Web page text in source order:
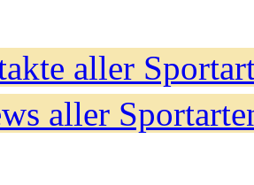
aller
aller